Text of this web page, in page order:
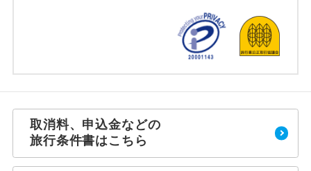
取消料、申込金などの
旅行条件書はこちら